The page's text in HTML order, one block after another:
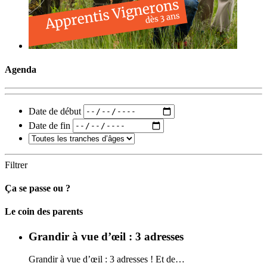
Agenda
Date de début
Date de fin
Filtrer
Ça se passe ou ?
Carto
Le coin des parents
Grandir à vue d’œil : 3 adresses
Grandir à vue d’œil : 3 adresses ! Et de…